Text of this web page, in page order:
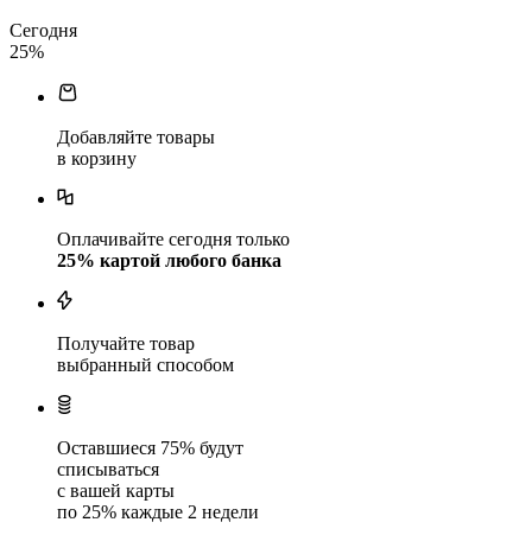
Сегодня
25%
Добавляйте товары
в корзину
Оплачивайте сегодня только
25% картой любого банка
Получайте товар
выбранный способом
Оставшиеся 75% будут
списываться
с вашей карты
по 25% каждые 2 недели